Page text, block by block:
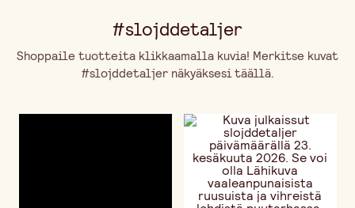
#slojddetaljer
Shoppaile tuotteita klikkaamalla kuvia! Merkitse kuvat
#slojddetaljer näkyäksesi täällä.